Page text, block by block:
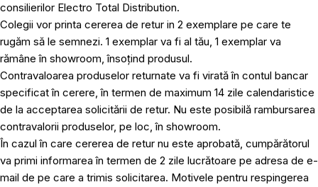
consilierilor Electro Total Distribution.
Colegii vor printa cererea de retur in 2 exemplare pe care te
rugăm să le semnezi. 1 exemplar va fi al tău, 1 exemplar va
rămâne în showroom, însoțind produsul.
Contravaloarea produselor returnate va fi virată în contul bancar
specificat în cerere, în termen de maximum 14 zile calendaristice
de la acceptarea solicitării de retur. Nu este posibilă rambursarea
contravalorii produselor, pe loc, în showroom.
În cazul în care cererea de retur nu este aprobată, cumpărătorul
va primi informarea în termen de 2 zile lucrătoare pe adresa de e-
mail de pe care a trimis solicitarea. Motivele pentru respingerea